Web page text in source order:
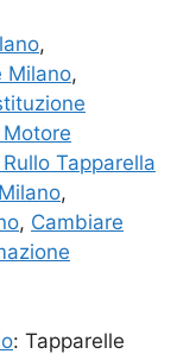
,
Milano,
Tapparella
,
, Cambiare
: Tapparelle